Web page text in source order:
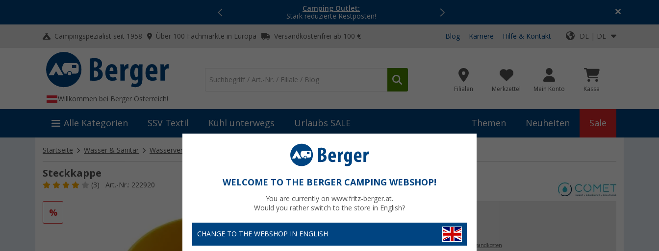
Camping Outlet:
Stark reduzierte Restposten!
Top-Deals für dein Abenteuer!
Campingspezialist seit 1958 Über 100 Fachmärkte in Europa Versandkostenfrei ab 100 € Blog Karriere Hilfe & Kontakt DE | DE
Willkommen bei Berger Österreich!
Filialen Merkzettel Mein Konto Kassa
Alle Kategorien SSV Textil Kühl unterwegs Urlaubs SALE Themen Neuheiten Sale
Startseite Wasser & Sanitär Wasserversorgung Wasserversorgung Ersatzteile und Zubehör Steckkappe
Steckkappe
(3) Art.-Nr.: 222920
%
4,50€
Preise inkl. MwSt.,zzgl. Versandkosten
WELCOME TO THE BERGER CAMPING WEBSHOP!
You are currently on www.fritz-berger.at.
Would you rather switch to the store in English?
CHANGE TO THE WEBSHOP IN ENGLISH